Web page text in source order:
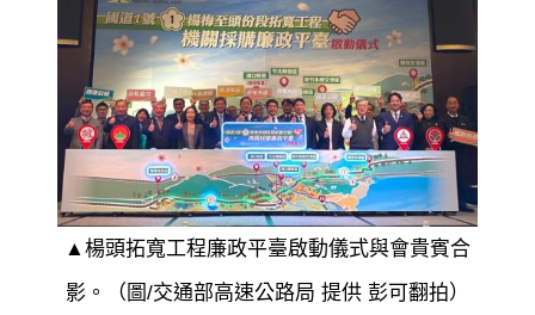
▲楊頭拓寬工程廉政平臺啟動儀式與會貴賓合
影。（圖/交通部高速公路局 提供 彭可翻拍）